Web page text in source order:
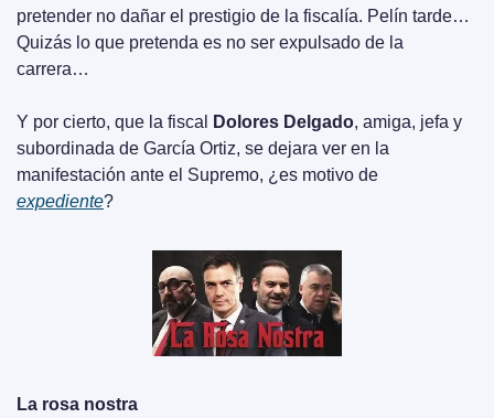
pretender no dañar el prestigio de la fiscalía. Pelín tarde…
Quizás lo que pretenda es no ser expulsado de la
carrera…
Y por cierto, que la fiscal Dolores Delgado, amiga, jefa y
subordinada de García Ortiz, se dejara ver en la
expediente?
La rosa nostra